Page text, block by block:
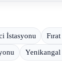
İstasyonu
Yenikangal